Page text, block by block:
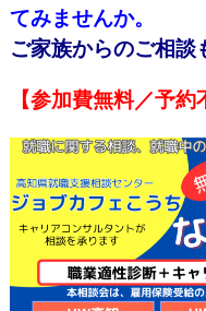
てみませんか。
ご家族からのご相談
【参加費無料／予約